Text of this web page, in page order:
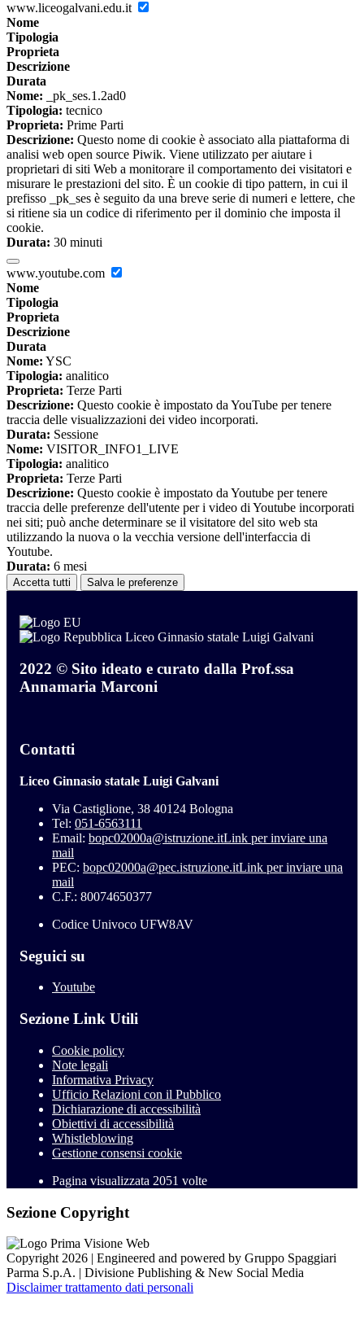
www.liceogalvani.edu.it
Nome
Tipologia
Proprieta
Descrizione
Durata
Nome: _pk_ses.1.2ad0
Tipologia: tecnico
Proprieta: Prime Parti
Descrizione: Questo nome di cookie è associato alla piattaforma di
analisi web open source Piwik. Viene utilizzato per aiutare i
proprietari di siti Web a monitorare il comportamento dei visitatori e
misurare le prestazioni del sito. È un cookie di tipo pattern, in cui il
prefisso _pk_ses è seguito da una breve serie di numeri e lettere, che
si ritiene sia un codice di riferimento per il dominio che imposta il
cookie.
Durata: 30 minuti
www.youtube.com
Nome
Tipologia
Proprieta
Descrizione
Durata
Nome: YSC
Tipologia: analitico
Proprieta: Terze Parti
Descrizione: Questo cookie è impostato da YouTube per tenere
traccia delle visualizzazioni dei video incorporati.
Durata: Sessione
Nome: VISITOR_INFO1_LIVE
Tipologia: analitico
Proprieta: Terze Parti
Descrizione: Questo cookie è impostato da Youtube per tenere
traccia delle preferenze dell'utente per i video di Youtube incorporati
nei siti; può anche determinare se il visitatore del sito web sta
utilizzando la nuova o la vecchia versione dell'interfaccia di
Youtube.
Durata: 6 mesi
Accetta tutti Salva le preferenze
Liceo Ginnasio statale Luigi Galvani
2022 © Sito ideato e curato dalla Prof.ssa
Annamaria Marconi
Contatti
Liceo Ginnasio statale Luigi Galvani
Via Castiglione, 38 40124 Bologna
Tel: 051-6563111
Email: bopc02000a@istruzione.itLink per inviare una
mail
PEC: bopc02000a@pec.istruzione.itLink per inviare una
mail
C.F.: 80074650377
Codice Univoco UFW8AV
Seguici su
Youtube
Sezione Link Utili
Cookie policy
Note legali
Informativa Privacy
Ufficio Relazioni con il Pubblico
Dichiarazione di accessibilità
Obiettivi di accessibilità
Whistleblowing
Gestione consensi cookie
Pagina visualizzata 2051 volte
Sezione Copyright
Copyright 2026 | Engineered and powered by Gruppo Spaggiari
Parma S.p.A. | Divisione Publishing & New Social Media
Disclaimer trattamento dati personali